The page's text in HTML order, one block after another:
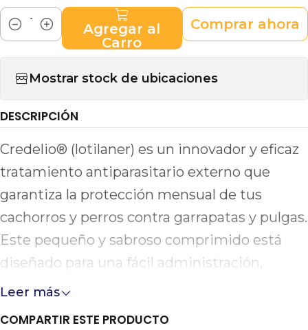
Cantidad
Agregar al
Carro
Comprar ahora
Mostrar stock de ubicaciones
DESCRIPCIÓN
Credelio® (lotilaner) es un innovador y eficaz
tratamiento antiparasitario externo que
garantiza la protección mensual de tus
cachorros y perros contra garrapatas y pulgas.
Este pequeño y sabroso comprimido está
diseñado para una fácil administración,
permitiendo su uso sin complicaciones y con
Leer más
COMPARTIR ESTE PRODUCTO